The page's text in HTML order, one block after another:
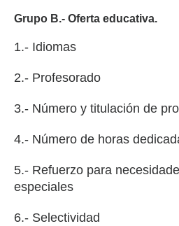
Grupo B.- Oferta educativa.
1.- Idiomas
2.- Profesorado
3.- Número y titulación de
4.- Número de horas
5.- Refuerzo para
especiales
6.- Selectividad